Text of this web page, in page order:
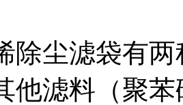
除尘滤袋有
他滤料（聚